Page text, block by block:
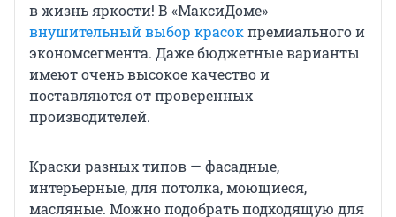
в жизнь яркости! В «МаксиДоме»
внушительный выбор красокпремиального и
экономсегмента. Даже бюджетные варианты
имеют очень высокое качество и
поставляются от проверенных
производителей.
Краски разных типов — фасадные,
интерьерные, для потолка, моющиеся,
масляные. Можно подобрать подходящую для